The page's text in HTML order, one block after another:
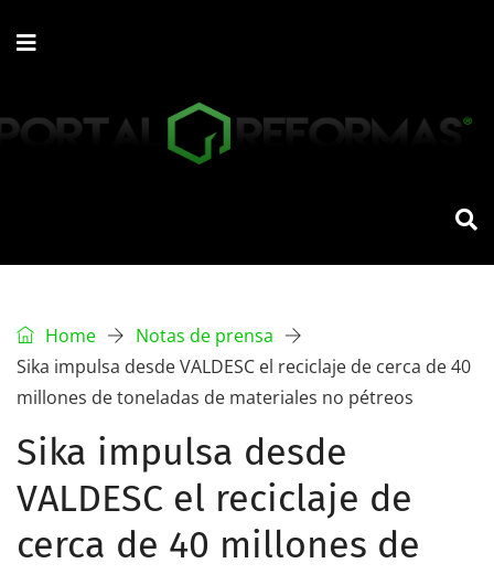
Home
Notas de prensa
Sika impulsa desde VALDESC el reciclaje de cerca de 40
millones de toneladas de materiales no pétreos
Sika impulsa desde
VALDESC el reciclaje de
cerca de 40 millones de